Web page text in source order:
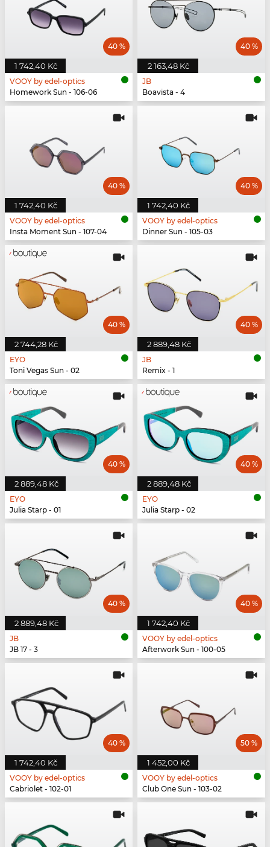
1 742,40 Kč
40 %
VOOY by edel-optics
Homework Sun - 106-06
2 163,48 Kč
40 %
JB
Boavista - 4
1 742,40 Kč
40 %
VOOY by edel-optics
Insta Moment Sun - 107-04
1 742,40 Kč
40 %
VOOY by edel-optics
Dinner Sun - 105-03
2 744,28 Kč
40 %
EYO
Toni Vegas Sun - 02
2 889,48 Kč
40 %
JB
Remix - 1
2 889,48 Kč
40 %
EYO
Julia Starp - 01
2 889,48 Kč
40 %
EYO
Julia Starp - 02
2 889,48 Kč
40 %
JB
JB 17 - 3
1 742,40 Kč
40 %
VOOY by edel-optics
Afterwork Sun - 100-05
1 742,40 Kč
40 %
VOOY by edel-optics
Cabriolet - 102-01
1 452,00 Kč
50 %
VOOY by edel-optics
Club One Sun - 103-02